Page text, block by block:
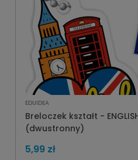
EDUIDEA
Breloczek kształt -
(dwustronny)
5,99 zł